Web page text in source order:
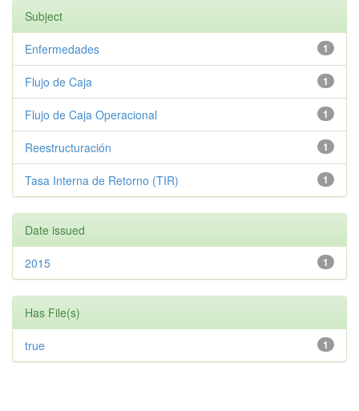
Subject
1
Enfermedades
1
Flujo de Caja
1
Flujo de Caja Operacional
1
Reestructuración
1
Tasa Interna de Retorno (TIR)
Date issued
1
2015
Has File(s)
1
true